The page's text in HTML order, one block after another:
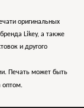
оригинальных
Likey, а также
и другого
Печать может быть
оптом.